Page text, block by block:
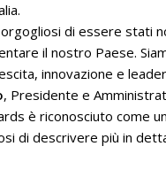
di essere stati
il nostro Paese.
innovazione e
, Presidente e
è riconosciuto come
di descrivere più in